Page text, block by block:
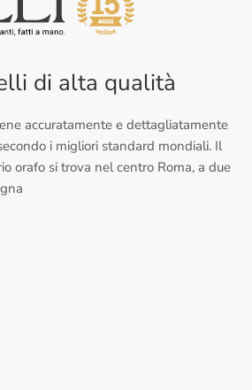
di alta qualità
accuratamente e dettagliatamente
i migliori standard mondiali. Il
orafo si trova nel centro Roma, a due